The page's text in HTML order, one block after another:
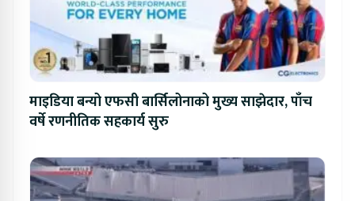
माइडिया बन्यो एफसी बार्सिलोनाको मुख्य साझेदार, पाँच
वर्षे रणनीतिक सहकार्य सुरु